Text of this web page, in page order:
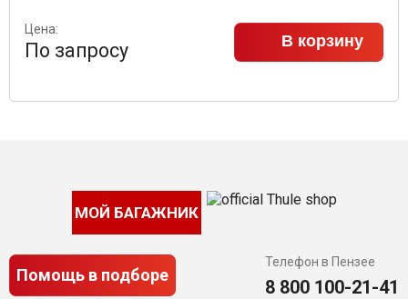
Цена:
По запросу В корзину
МОЙ БАГАЖНИК
Помощь в подборе
Телефон в Пензее
8 800 100-21-41